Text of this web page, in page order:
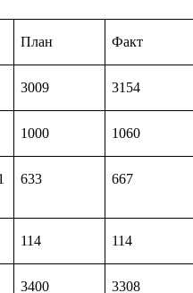
План Факт
3009 3154
1000 1060
633 667
114 114
3400 3308